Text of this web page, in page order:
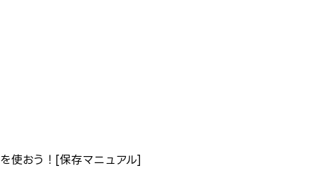
使おう！[保存マニュアル]